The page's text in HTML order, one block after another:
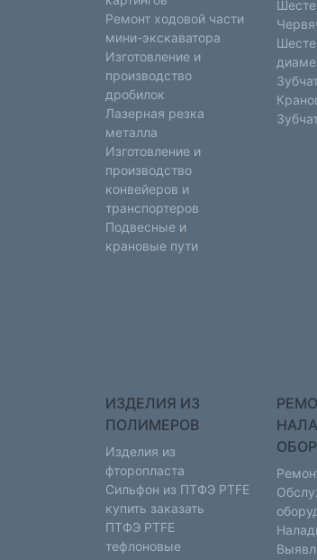
Ремонт ходовой части
мини-экскаватора
Изготовление и
производство
дробилок
Лазерная резка
металла
Изготовление и
производство
конвейеров и
транспортеров
Подвесные и
крановые пути
ИЗДЕЛИЯ ИЗ
ПОЛИМЕРОВ
Изделия из
фторопласта
Сильфон из ПТФЭ PTFE
купить заказать
ПТФЭ PTFE
тефлоновые